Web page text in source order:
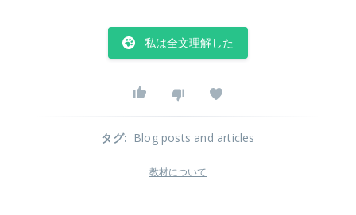
私は全文理解した
タグ: Blog posts and articles
教材について